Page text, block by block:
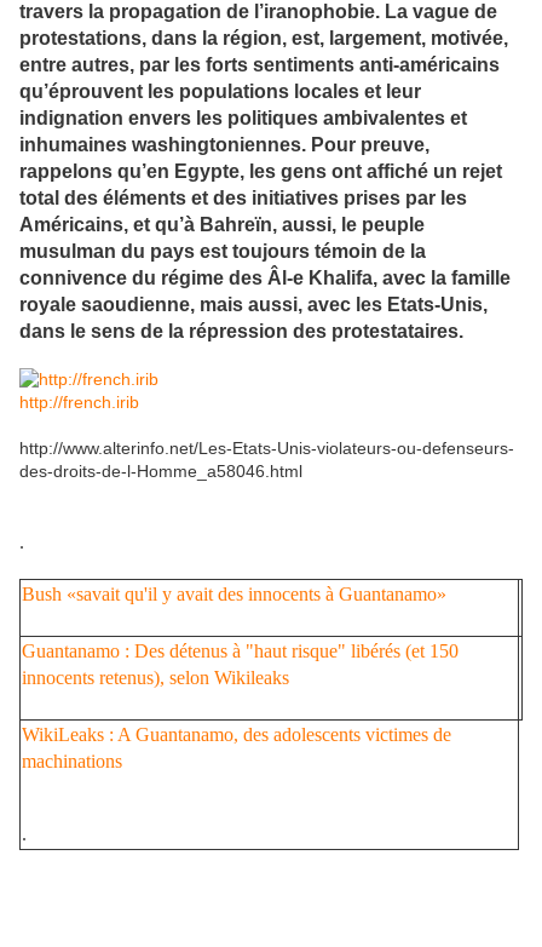
travers la propagation de l’iranophobie. La vague de
protestations, dans la région, est, largement, motivée,
entre autres, par les forts sentiments anti-américains
qu’éprouvent les populations locales et leur
indignation envers les politiques ambivalentes et
inhumaines washingtoniennes. Pour preuve,
rappelons qu’en Egypte, les gens ont affiché un rejet
total des éléments et des initiatives prises par les
Américains, et qu’à Bahreïn, aussi, le peuple
musulman du pays est toujours témoin de la
connivence du régime des Âl-e Khalifa, avec la famille
royale saoudienne, mais aussi, avec les Etats-Unis,
dans le sens de la répression des protestataires.
http://french.irib
http://www.alterinfo.net/Les-Etats-Unis-violateurs-ou-defenseurs-
des-droits-de-l-Homme_a58046.html
.
Bush «savait qu'il y avait des innocents à Guantanamo»
Guantanamo : Des détenus à "haut risque" libérés (et 150
innocents retenus), selon Wikileaks
WikiLeaks : A Guantanamo, des adolescents victimes de
machinations
.